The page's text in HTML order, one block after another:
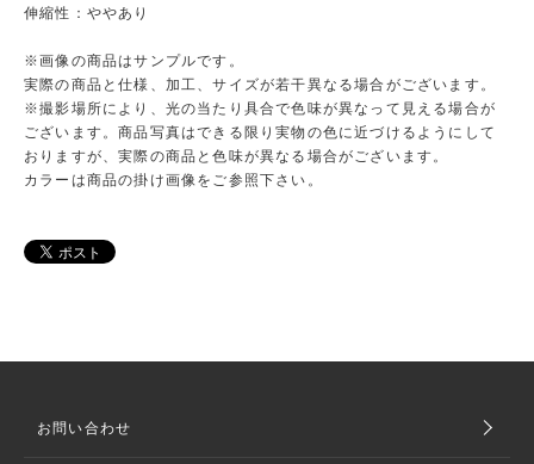
伸縮性：ややあり
※画像の商品はサンプルです。
実際の商品と仕様、加工、サイズが若干異なる場合がございます。
※撮影場所により、光の当たり具合で色味が異なって見える場合が
ございます。商品写真はできる限り実物の色に近づけるようにして
おりますが、実際の商品と色味が異なる場合がございます。
カラーは商品の掛け画像をご参照下さい。
お問い合わせ